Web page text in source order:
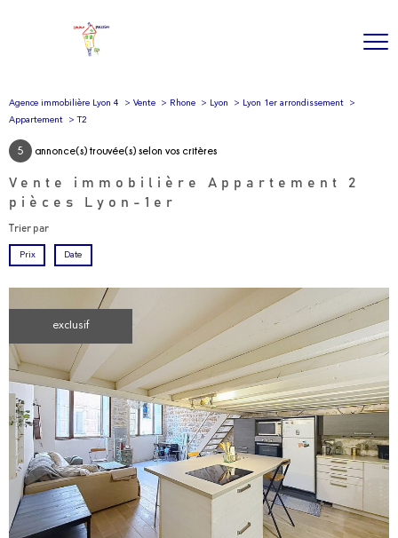
Agence immobilière Lyon 4 Vente Rhone Lyon
Lyon 1er arrondissement
Appartement
T2
5 annonce(s) trouvée(s) selon vos critères
Vente immobilière Appartement 2
pièces Lyon-1er
Trier par
Prix Date
exclusif